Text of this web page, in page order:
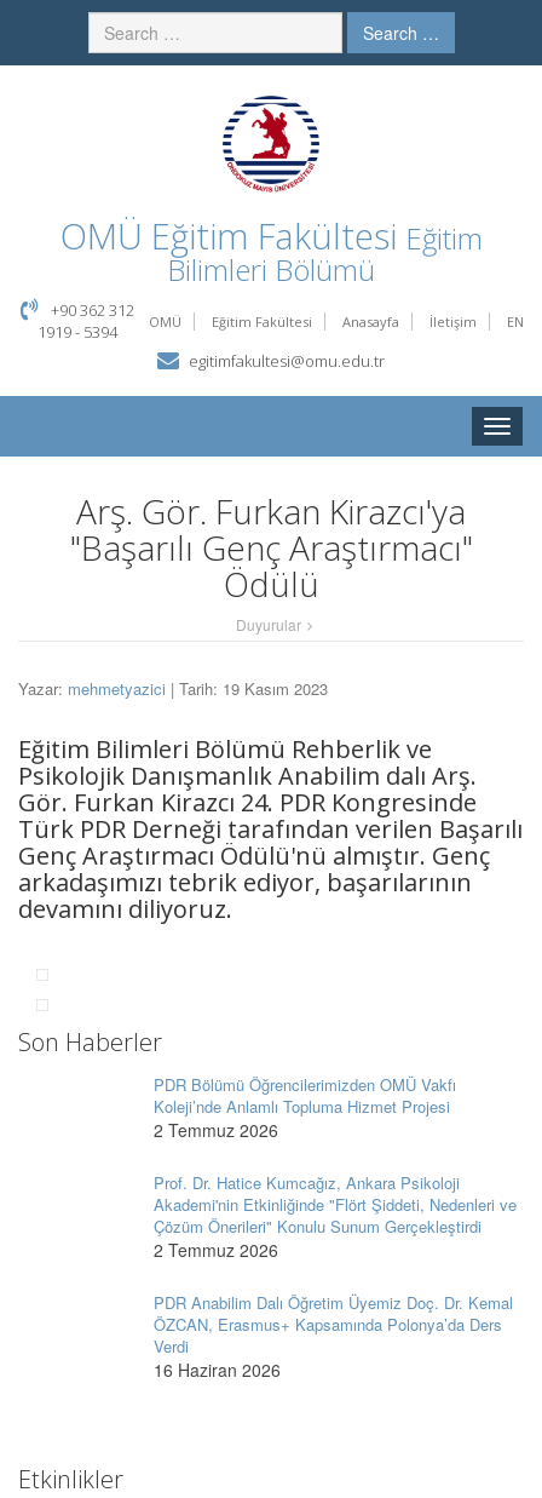
Search …
OMÜ Eğitim Fakültesi Eğitim
Bilimleri Bölümü
OMÜ Eğitim Fakültesi Anasayfa İletişim EN
+90 362 312
1919 - 5394
egitimfakultesi@omu.edu.tr
Toggle
Arş. Gör. Furkan Kirazcı'ya
"Başarılı Genç Araştırmacı"
Ödülü
Duyurular
Yazar: mehmetyazici | Tarih: 19 Kasım 2023
Eğitim Bilimleri Bölümü Rehberlik ve
Psikolojik Danışmanlık Anabilim dalı Arş.
Gör. Furkan Kirazcı 24. PDR Kongresinde
Türk PDR Derneği tarafından verilen Başarılı
Genç Araştırmacı Ödülü'nü almıştır. Genç
arkadaşımızı tebrik ediyor, başarılarının
devamını diliyoruz.
Son Haberler
PDR Bölümü Öğrencilerimizden OMÜ Vakfı
Koleji’nde Anlamlı Topluma Hizmet Projesi
2 Temmuz 2026
Prof. Dr. Hatice Kumcağız, Ankara Psikoloji
Akademi'nin Etkinliğinde "Flört Şiddeti, Nedenleri ve
Çözüm Önerileri" Konulu Sunum Gerçekleştirdi
2 Temmuz 2026
PDR Anabilim Dalı Öğretim Üyemiz Doç. Dr. Kemal
ÖZCAN, Erasmus+ Kapsamında Polonya’da Ders
Verdi
16 Haziran 2026
Etkinlikler